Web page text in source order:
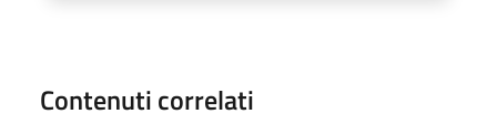
Contenuti correlati